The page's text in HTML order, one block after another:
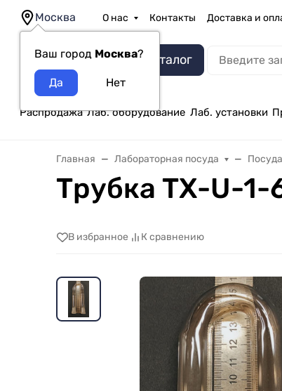
Москва
Ваш город Москва?
О нас Контакты Доставка и
Каталог
Распродажа Лаб. оборудование Лаб. установки
Главная Лабораторная посуда
Трубка ТХ-U-1-
В избранное К сравнению